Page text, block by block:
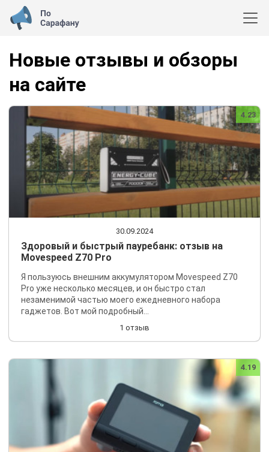
Новые отзывы и обзоры
на сайте
4.23
30.09.2024
Здоровый и быстрый пауребанк: отзыв на
Movespeed Z70 Pro
Я пользуюсь внешним аккумулятором Movespeed Z70
Pro уже несколько месяцев, и он быстро стал
незаменимой частью моего ежедневного набора
гаджетов. Вот мой подробный...
1 отзыв
4.19